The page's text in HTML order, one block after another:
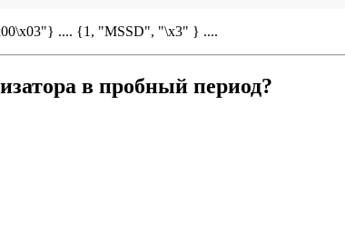
.... {1, "MSSD", "\x3" } ....
в пробный период?